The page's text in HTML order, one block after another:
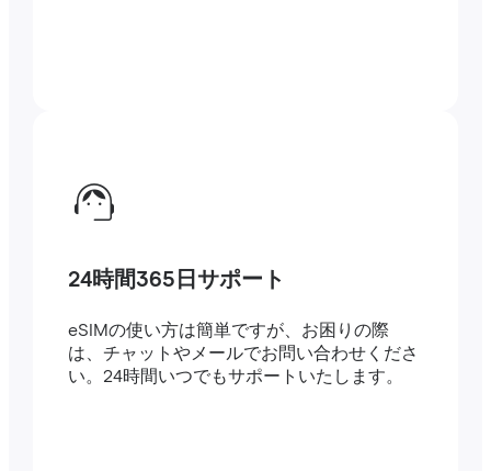
24時間365日サポート
eSIMの使い方は簡単ですが、お困りの際
は、チャットやメールでお問い合わせくださ
い。24時間いつでもサポートいたします。